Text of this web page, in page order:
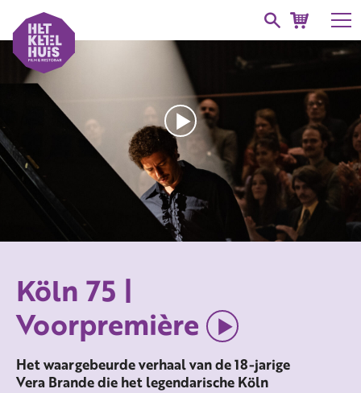
Köln 75 |
Voorpremière
Het waargebeurde verhaal van de 18-jarige
Vera Brande die het legendarische Köln